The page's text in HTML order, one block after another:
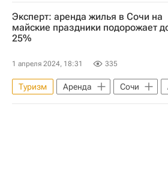
Эксперт: аренда жилья в Сочи на
майские праздники подорожает
25%
1 апреля 2024, 18:31 335
Туризм Аренда Сочи
Коммерческая недвижимость